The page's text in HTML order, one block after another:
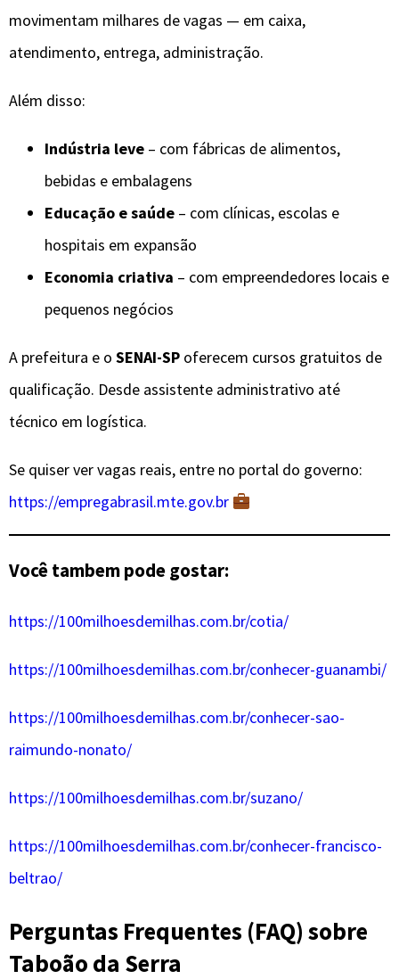
movimentam milhares de vagas — em caixa,
atendimento, entrega, administração.
Além disso:
Indústria leve – com fábricas de alimentos,
bebidas e embalagens
Educação e saúde – com clínicas, escolas e
hospitais em expansão
Economia criativa – com empreendedores locais e
pequenos negócios
A prefeitura e o SENAI-SP oferecem cursos gratuitos de
qualificação. Desde assistente administrativo até
técnico em logística.
Se quiser ver vagas reais, entre no portal do governo:
https://empregabrasil.mte.gov.br
Você tambem pode gostar:
https://100milhoesdemilhas.com.br/cotia/
https://100milhoesdemilhas.com.br/conhecer-guanambi/
https://100milhoesdemilhas.com.br/conhecer-sao-
raimundo-nonato/
https://100milhoesdemilhas.com.br/suzano/
https://100milhoesdemilhas.com.br/conhecer-francisco-
beltrao/
Perguntas Frequentes (FAQ) sobre
Taboão da Serra